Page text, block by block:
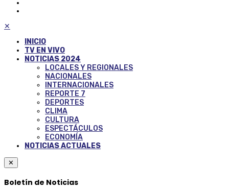
✕
INICIO
TV EN VIVO
NOTICIAS 2024
LOCALES Y REGIONALES
NACIONALES
INTERNACIONALES
REPORTE 7
DEPORTES
CLIMA
CULTURA
ESPECTÁCULOS
ECONOMÍA
NOTICIAS ACTUALES
✕
Boletín de Noticias